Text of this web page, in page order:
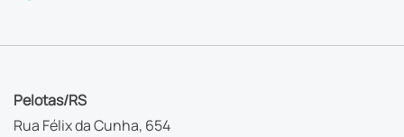
Pelotas/RS
Rua Félix da Cunha, 654